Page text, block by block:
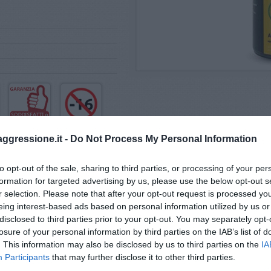
- Do Not Process My Personal Information
opt-out of the sale, sharing to third parties, or processing of your
for targeted advertising by us, please use the below opt-out
selection. Please note that after your opt-out request is processed
interest-based ads based on personal information utilized by us
to third parties prior to your opt-out. You may separately
of your personal information by third parties on the IAB’s list of
This information may also be disclosed by us to third parties on the
Participants that may further disclose it to other third parties.
2011, 103
Domande e risposte sul prodotto
FAI UNA DOMANDA
...